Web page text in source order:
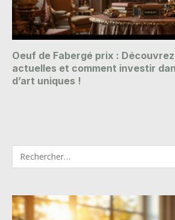
Oeuf de Fabergé prix :
actuelles et comment investir
d’art uniques !